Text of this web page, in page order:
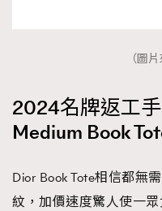
（圖
2024名牌返工
Medium Book
Dior Book Tote相信都無
紋，加價速度驚人使一